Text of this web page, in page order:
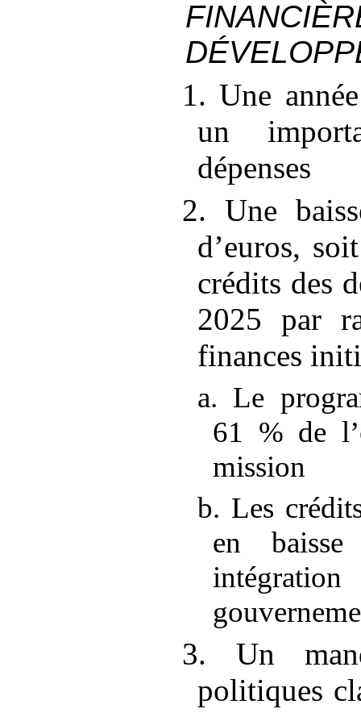
1. Une
un
dépenses
2. Une
d’euros,
crédits des
2025 par
finances
a. Le
61 % de
mission
b. Les
en
3. Un
politiques